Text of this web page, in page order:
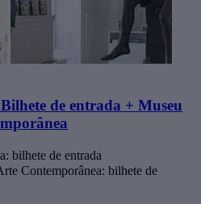
de entrada + Museu
bilhete de entrada
Contemporânea: bilhete de